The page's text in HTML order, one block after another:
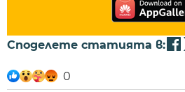
Споделете статията в:
0